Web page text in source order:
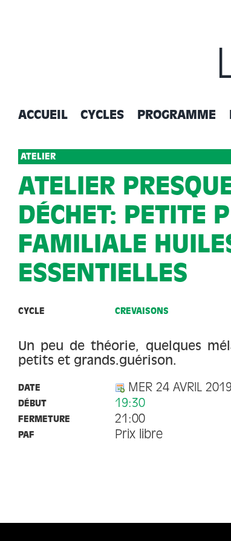
ACCUEIL CYCLES PROGRAMME
ATELIER
ATELIER
DÉCHET: PETITE
FAMILIALE
ESSENTIELLES
CYCLE CREVAISONS
Un peu de théorie, quelques
petits et grands.guérison.
DATE MER 24 AVRIL 2019
DÉBUT 19:30
FERMETURE 21:00
PAF Prix libre